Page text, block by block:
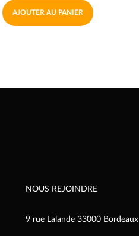
AJOUTER AU PANIER
NOUS REJOINDRE
9 rue Lalande 33000 Bordeaux